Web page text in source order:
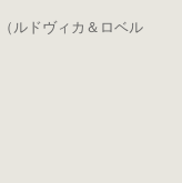
ルドヴィカ＆ロベル